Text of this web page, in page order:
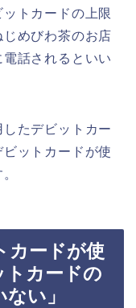
トカードの上限
めびわ茶のお店
話されるといい
たデビットカー
ットカードが使
カードが使
トカードの
い」